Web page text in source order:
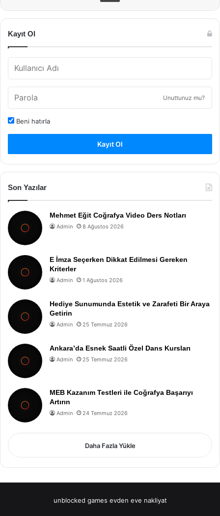
Kayıt Ol
Unuttunuz mu?
Beni hatırla
Kayıt Ol
Son Yazılar
Mehmet Eğit Coğrafya Video Ders Notları
Admin 8 Ağustos 2026
E İmza Seçerken Dikkat Edilmesi Gereken
Kriterler
Admin 1 Ağustos 2026
Hediye Sunumunda Estetik ve Zarafeti Bir Araya
Getirin
Admin 25 Temmuz 2026
Ankara’da Esnek Saatli Özel Dans Kursları
Admin 25 Temmuz 2026
MEB Kazanım Testleri ile Coğrafya Başarıyı
Artırın
Admin 24 Temmuz 2026
Daha Fazla Yükle
unblocked games evden eve nakliyat